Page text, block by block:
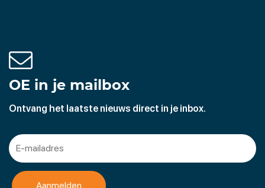
OE in je mailbox
Ontvang het laatste nieuws direct in je inbox.